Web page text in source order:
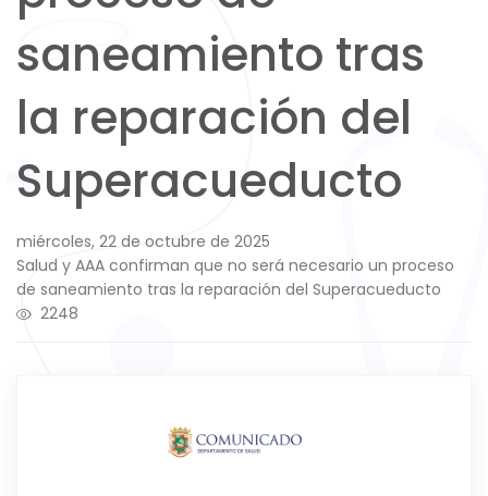
saneamiento tras
la reparación del
Superacueducto
miércoles, 22 de octubre de 2025
Salud y AAA confirman que no será necesario un proceso
de saneamiento tras la reparación del Superacueducto
2248